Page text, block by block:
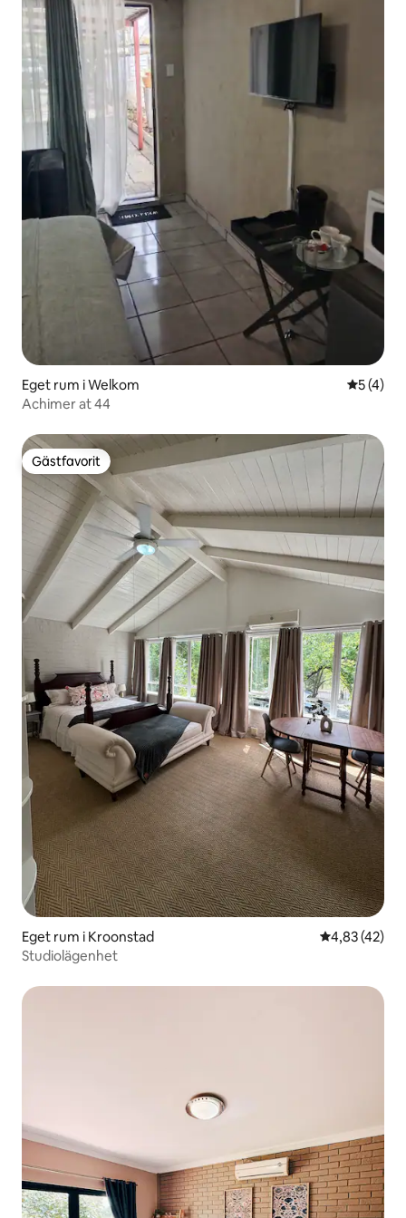
Eget rum i Welkom 5 av 5 i
5 (4)
Achimer at 44
Gästfavorit
Gästfavorit
Eget rum i Kroonstad 4,83 av 5 i
4,83 (42)
Studiolägenhet